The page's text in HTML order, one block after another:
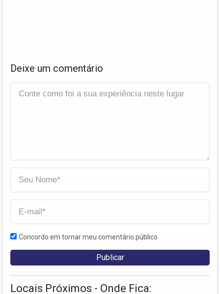
Deixe um comentário
Concordo em tornar meu comentário público
Locais Próximos - Onde Fica: